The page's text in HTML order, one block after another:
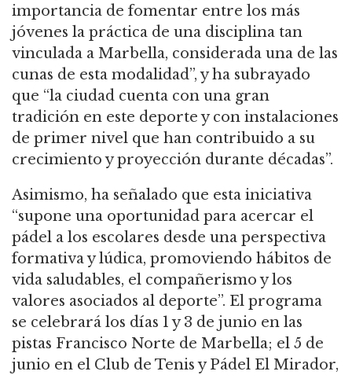
importancia de fomentar entre los más
jóvenes la práctica de una disciplina tan
vinculada a Marbella, considerada una de las
cunas de esta modalidad”, y ha subrayado
que “la ciudad cuenta con una gran
tradición en este deporte y con instalaciones
de primer nivel que han contribuido a su
crecimiento y proyección durante décadas”.
Asimismo, ha señalado que esta iniciativa
“supone una oportunidad para acercar el
pádel a los escolares desde una perspectiva
formativa y lúdica, promoviendo hábitos de
vida saludables, el compañerismo y los
valores asociados al deporte”. El programa
se celebrará los días 1 y 3 de junio en las
pistas Francisco Norte de Marbella; el 5 de
junio en el Club de Tenis y Pádel El Mirador,